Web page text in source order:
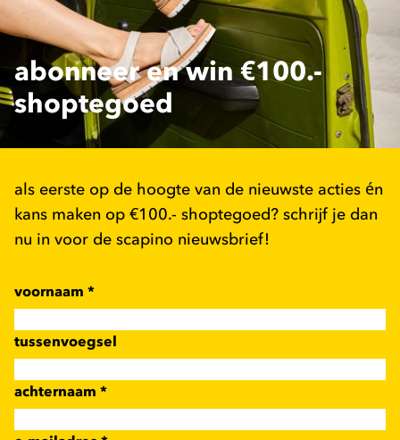
abonneer en win €100.-
shoptegoed
als eerste op de hoogte van de nieuwste acties én
kans maken op €100.- shoptegoed? schrijf je dan
nu in voor de scapino nieuwsbrief!
voornaam *
tussenvoegsel
achternaam *